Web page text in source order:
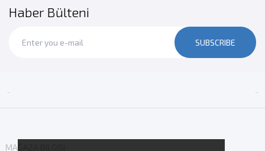
Haber Bülteni
SUBSCRIBE
 
MAĞAZA BILGISI